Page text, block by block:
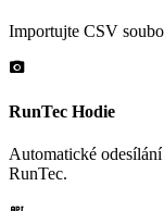
Importujte CSV
RunTec Hodie
Automatické
RunTec.